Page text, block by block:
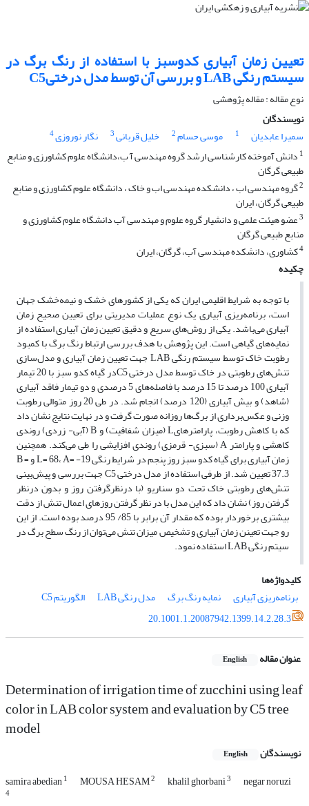
تعیین زمان آبیاری کدوسبز با استفاده از رنگ برگ در
سیستم رنگی LAB و بررسی آن توسط مدل درختیC5
نوع مقاله : مقاله پژوهشی
نویسندگان
سمیرا عابدیان
1 موسی حسام2 خلیل قربانی3 نگار نوروزی4
1 دانش آموخته کارشناسی ارشد گروه مهندسی آ ب،دانشگاه علوم کشاورزی و منابع
طبیعی گرگان
2گروه مهندسی اب ، دانشکده مهندسی اب و خاک ، دانشگاه علوم کشاورزی و منابع
طبیعی گرگان، ایران
3عضو هیئت علمی و دانشیار گروه علوم و مهندسی آب دانشگاه علوم کشاورزی و
منابع طبیعی گرگان
4کشاوری، دانشکده مهندسی آب، گرگان، ایران
چکیده
با توجه به شرایط اقلیمی ایران که یکی از کشورهای خشک و نیمه‌خشک جهان
است، برنامه‌ریزی آبیاری یک نوع عملیات مدیریتی برای تعیین صحیح زمان
آبیاری می‌باشد. یکی از روش‌های سریع و دقیق تعیین زمان آبیاری استفاده از
نمایه‌های گیاهی است. این پژوهش با هدف بررسی ارتباط رنگ برگ با کمبود
رطوبت خاک توسط سیستم رنگی LAB جهت تعیین زمان آبیاری و مدل‌سازی
تنش‌های رطوبتی در خاک توسط مدل درختی C5در گیاه کدو سبز با 20 تیمار
آبیاری 100 درصد تا 15 درصد با فاصله‌های 5 درصدی و دو تیمار فاقد آبیاری
(شاهد) و بیش آبیاری (120 درصد) انجام شد. در طی 20 روز متوالی رطوبت
وزنی و عکس‌برداری از برگ‌ها روزانه صورت گرفت و در نهایت نتایج نشان داد
که با کاهش رطوبت، پارامترهایL (میزان شفافیت) و B (آبی- زردی) روندی
کاهشی و پارامتر A (سبزی- قرمزی) روندی افزایشی را طی می‌کند. همچنین
زمان آبیاری برای گیاه کدو سبز روز پنجم در شرایط رنگی L= 68، A= -19 و B =
37.3 تعیین شد. از طرفی استفاده از مدل درختی C5 جهت بررسی و پیش‌بینی
تنش‌های رطوبتی خاک تحت دو سناریو (با درنظرگرفتن روز و بدون درنظر
گرفتن روز) نشان داد که این مدل با در نظر گرفتن روزهای اعمال تنش از دقت
بیشتری برخوردار بوده که مقدار آن برابر با 85/ 95 درصد بوده است. از این
رو جهت تعینن زمان آبیاری و تشخیص میزان تنش می‌توان از رنگ سطح برگ در
سیتم رنگی LAB استفاده نمود.
کلیدواژه‌ها
برنامه‌ریزی آبیاری
نمایه رنگ برگ مدل رنگی LAB
الگوریتم C5
20.1001.1.20087942.1399.14.2.28.3
عنوان مقاله English
Determination of irrigation time of zucchini using leaf
color in LAB color system and evaluation by C5 tree
model
نویسندگان English
samira abedian1 MOUSA HESAM2 khalil ghorbani3 negar noruzi
4